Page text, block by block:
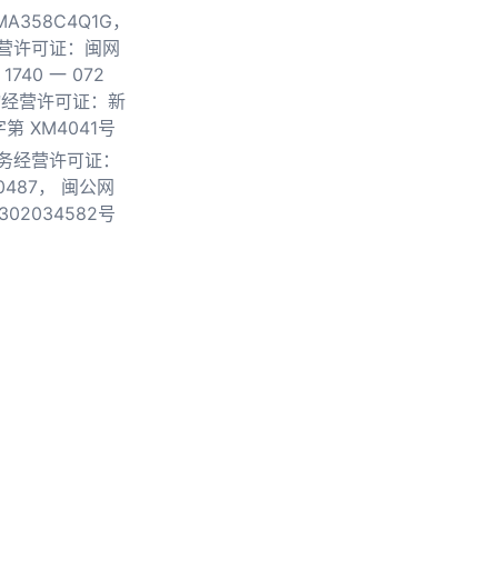
，
许可证：闽网
一 072
营许可证：新
第 XM4041号
经营许可证：
，
闽公网
号